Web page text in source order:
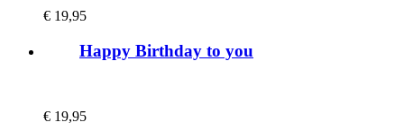
€ 19,95
Happy Birthday to you
€ 19,95